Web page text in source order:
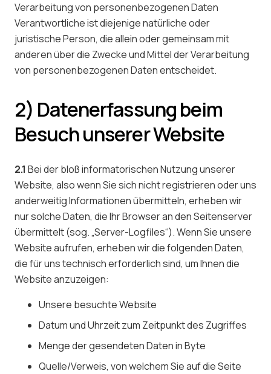
Verarbeitung von personenbezogenen Daten
Verantwortliche ist diejenige natürliche oder
juristische Person, die allein oder gemeinsam mit
anderen über die Zwecke und Mittel der Verarbeitung
von personenbezogenen Daten entscheidet.
2) Datenerfassung beim
Besuch unserer Website
2.1 Bei der bloß informatorischen Nutzung unserer
Website, also wenn Sie sich nicht registrieren oder uns
anderweitig Informationen übermitteln, erheben wir
nur solche Daten, die Ihr Browser an den Seitenserver
übermittelt (sog. „Server-Logfiles“). Wenn Sie unsere
Website aufrufen, erheben wir die folgenden Daten,
die für uns technisch erforderlich sind, um Ihnen die
Website anzuzeigen:
Unsere besuchte Website
Datum und Uhrzeit zum Zeitpunkt des Zugriffes
Menge der gesendeten Daten in Byte
Quelle/Verweis, von welchem Sie auf die Seite